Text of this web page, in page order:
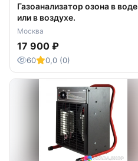
Газоанализатор озона в воде
или в воздухе.
Москва
17 900 ₽
60 0,0 (0)